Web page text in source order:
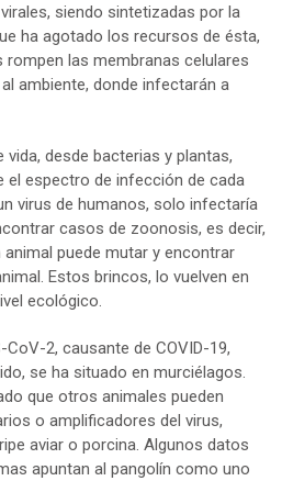
siendo sintetizadas por la
ha agotado los recursos de ésta,
rompen las membranas celulares
ambiente, donde infectarán a
desde bacterias y plantas,
el espectro de infección de cada
virus de humanos, solo infectaría
casos de zoonosis, es decir,
puede mutar y encontrar
Estos brincos, lo vuelven en
ecológico.
CoV-2, causante de COVID-19,
se ha situado en murciélagos.
que otros animales pueden
o amplificadores del virus,
aviar o porcina. Algunos datos
apuntan al pangolín como uno